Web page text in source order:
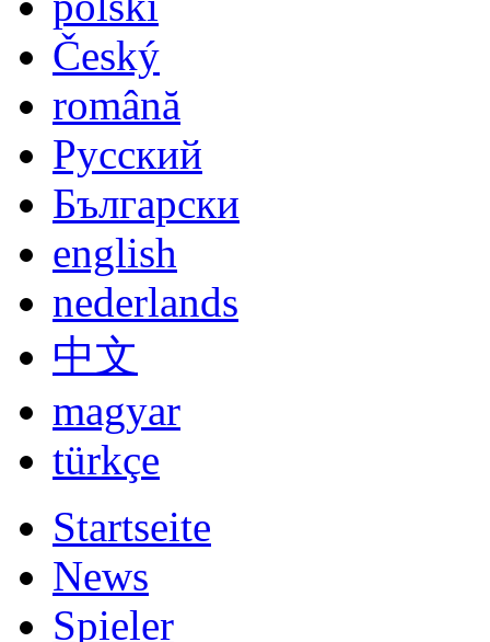
Sprache
deutsch
english
español
italiano
français
polski
Český
română
Русский
Български
english
nederlands